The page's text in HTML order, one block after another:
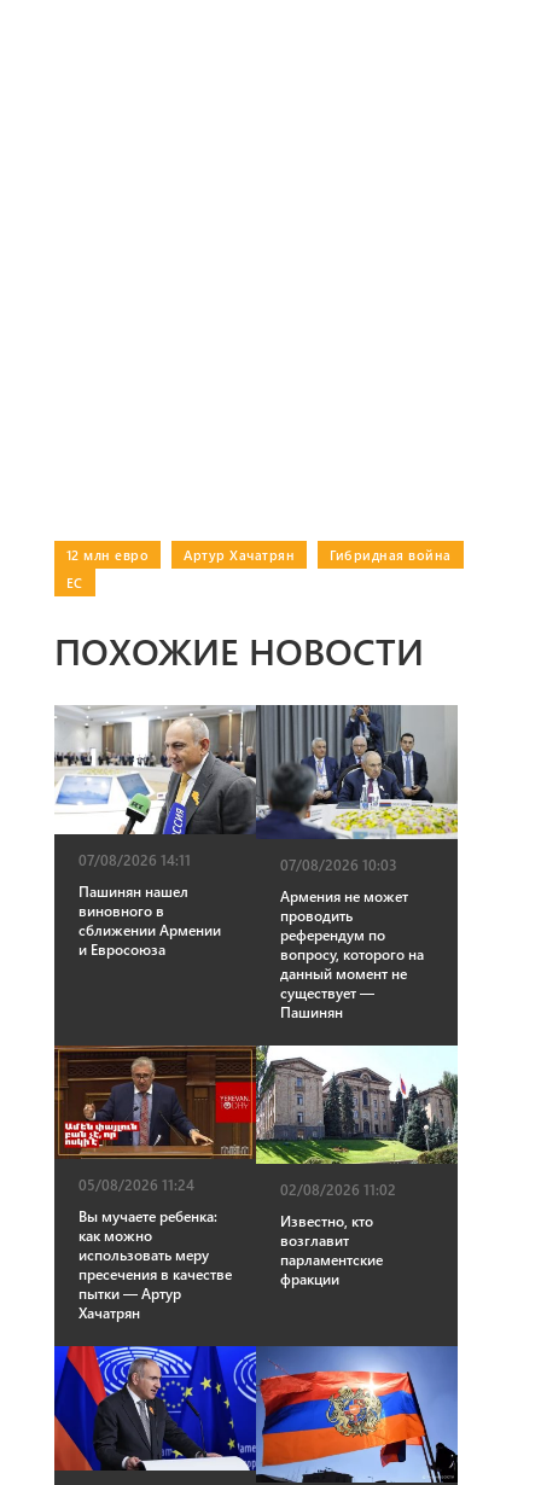
12 млн евро Артур Хачатрян Гибридная война
ЕС
ПОХОЖИЕ НОВОСТИ
07/08/2026 14:11
Пашинян нашел
виновного в
сближении Армении
и Евросоюза
07/08/2026 10:03
Армения не может
проводить
референдум по
вопросу, которого на
данный момент не
существует —
Пашинян
05/08/2026 11:24
Вы мучаете ребенка:
как можно
использовать меру
пресечения в качестве
пытки — Артур
Хачатрян
02/08/2026 11:02
Известно, кто
возглавит
парламентские
фракции